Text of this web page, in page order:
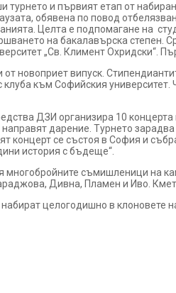
и първият етап от
обявена по повод
Целта е подпомагане на
на бакалавърска степен.
„Св. Климент Охридски“.
новоприет випуск.
към Софийския
ДЗИ организира 10
дарение. Турнето
концерт се състоя в София и
история с бъдеще“.
многобройните съмишленици на
Дивна, Пламен и Иво.
целогодишно в клоновете